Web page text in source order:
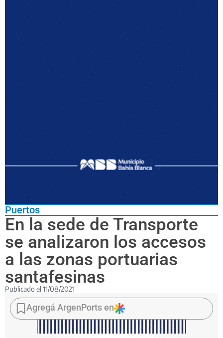
Puertos
En la sede de Transporte
se analizaron los accesos
a las zonas portuarias
santafesinas
Publicado el 11/08/2021
Se
abordó
el
“Circunvalar”,
Agregá ArgenPorts en